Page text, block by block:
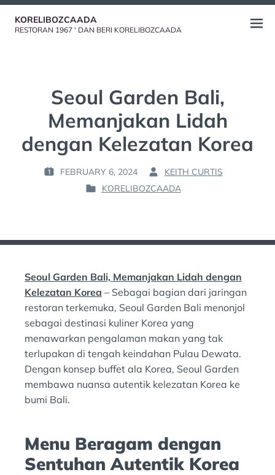
Skip
KORELIBOZCAADA
RESTORAN 1967 ' DAN BERI KORELIBOZCAADA
Open
Seoul Garden Bali,
Memanjakan Lidah
dengan Kelezatan Korea
P
D
FEBRUARY 6, 2024
B
Y
KEITH CURTIS
P
E
I
N
KORELIBOZCAADA
Seoul Garden Bali, Memanjakan Lidah dengan
Kelezatan Korea – Sebagai bagian dari jaringan
restoran terkemuka, Seoul Garden Bali menonjol
sebagai destinasi kuliner Korea yang
menawarkan pengalaman makan yang tak
terlupakan di tengah keindahan Pulau Dewata.
Dengan konsep buffet ala Korea, Seoul Garden
membawa nuansa autentik kelezatan Korea ke
bumi Bali.
Menu Beragam dengan
Sentuhan Autentik Korea